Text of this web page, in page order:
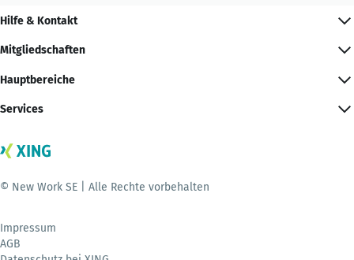
Hilfe & Kontakt
Mitgliedschaften
Hauptbereiche
Services
© New Work SE | Alle Rechte vorbehalten
Impressum
AGB